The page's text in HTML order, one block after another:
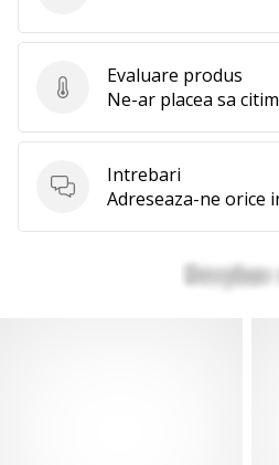
Evaluare produs
Evaluare produs
Ne-ar placea sa
Intrebari
Intrebari
Adreseaza-ne orice